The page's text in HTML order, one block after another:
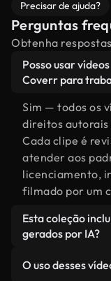
Precisar de ajuda?
Perguntas
Obtenha
Posso usar
Coverr para
Sim — todos os
direitos autorais
Cada clipe é
atender aos
licenciamento,
filmado por um
Esta coleção
gerados por IA?
por filmagens
O uso desses